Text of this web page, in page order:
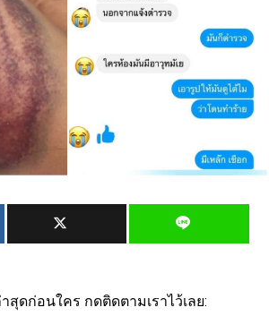
ดก่อนใคร กดติดตามเราไว้เลย: